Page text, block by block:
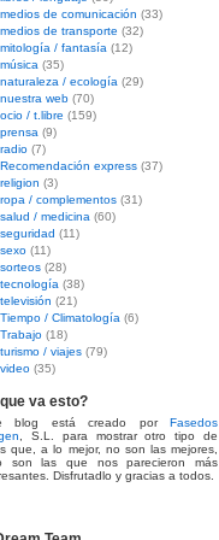
medios de comunicación (33)
medios de transporte (32)
mitología / fantasía (12)
música (35)
naturaleza / ecología (29)
nuestra web (70)
ocio / t.libre (159)
prensa (9)
radio (7)
Recomendación express (37)
religion (3)
ropa / complementos (31)
salud / medicina (60)
seguridad (11)
sexo (11)
sorteos (28)
tecnología (38)
televisión (21)
Tiempo / Climatología (6)
Trabajo (18)
turismo / viajes (79)
video (35)
va esto?
blog está creado por Fasedos
, S.L. para mostrar otro tipo de
que, a lo mejor, no son las mejores,
son las que nos parecieron más
Disfrutadlo y gracias a todos.